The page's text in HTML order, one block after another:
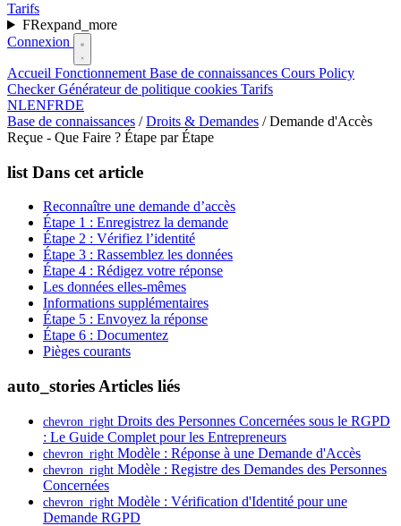
Tarifs
FRexpand_more
Connexion
Accueil Fonctionnement Base de connaissances Cours Policy
CheckerGénérateur de politique cookies Tarifs
NLENFRDE
Base de connaissances / Droits & Demandes / Demande d'Accès
Reçue - Que Faire ? Étape par Étape
list Dans cet article
Reconnaître une demande d’accès
Étape 1 : Enregistrez la demande
Étape 2 : Vérifiez l’identité
Étape 3 : Rassemblez les données
Étape 4 : Rédigez votre réponse
Les données elles-mêmes
Informations supplémentaires
Étape 5 : Envoyez la réponse
Étape 6 : Documentez
Pièges courants
auto_stories Articles liés
chevron_right Droits des Personnes Concernées sous le RGPD
: Le Guide Complet pour les Entrepreneurs
chevron_right Modèle : Réponse à une Demande d'Accès
chevron_right Modèle : Registre des Demandes des Personnes
Concernées
chevron_right Modèle : Vérification d'Identité pour une
Demande RGPD